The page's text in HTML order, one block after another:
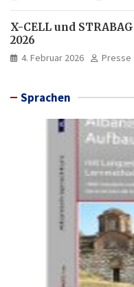
X-CELL und
2026
4. Februar 2026 Presse
Sprachen